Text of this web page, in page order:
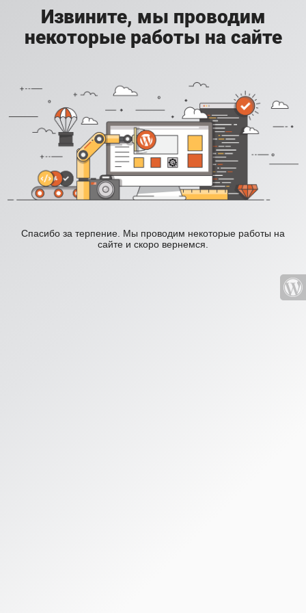
Извините, мы проводим
некоторые работы на сайте
Спасибо за терпение. Мы проводим некоторые работы на
сайте и скоро вернемся.